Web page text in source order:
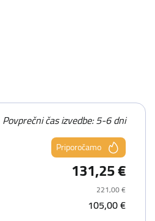
Povprečni čas izvedbe: 5-6 dni
Priporočamo
131,25 €
221,00 €
105,00 €